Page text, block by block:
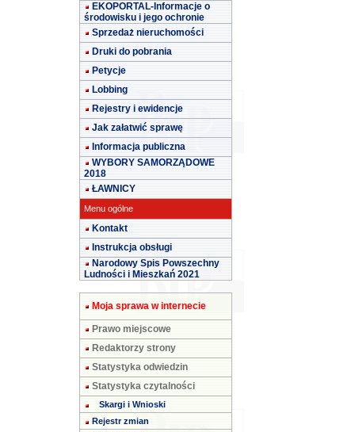
EKOPORTAL-Informacje o
środowisku i jego ochronie
Sprzedaż nieruchomości
Druki do pobrania
Petycje
Lobbing
Rejestry i ewidencje
Jak załatwić sprawę
Informacja publiczna
WYBORY SAMORZĄDOWE
2018
ŁAWNICY
Menu ogólne
Kontakt
Instrukcja obsługi
Narodowy Spis Powszechny
Ludności i Mieszkań 2021
Moja sprawa w internecie
Prawo miejscowe
Redaktorzy strony
Statystyka odwiedzin
Statystyka czytalności
Skargi i Wnioski
Rejestr zmian